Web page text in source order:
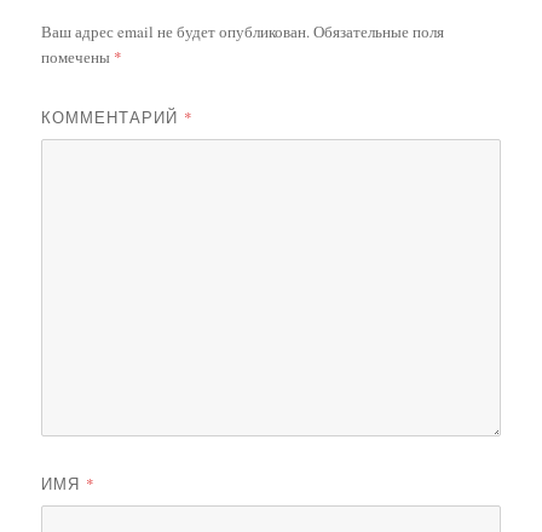
Ваш адрес email не будет опубликован. Обязательные поля
помечены *
КОММЕНТАРИЙ *
ИМЯ *